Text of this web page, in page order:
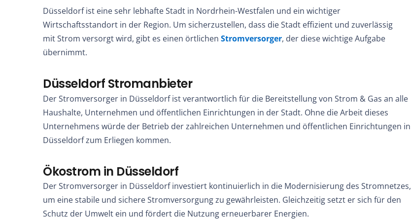
Düsseldorf ist eine sehr lebhafte Stadt in Nordrhein-Westfalen und ein wichtiger
Wirtschaftsstandort in der Region. Um sicherzustellen, dass die Stadt effizient und zuverlässig
mit Strom versorgt wird, gibt es einen örtlichen Stromversorger, der diese wichtige Aufgabe
übernimmt.
Düsseldorf Stromanbieter
Der Stromversorger in Düsseldorf ist verantwortlich für die Bereitstellung von Strom & Gas an alle
Haushalte, Unternehmen und öffentlichen Einrichtungen in der Stadt. Ohne die Arbeit dieses
Unternehmens würde der Betrieb der zahlreichen Unternehmen und öffentlichen Einrichtungen in
Düsseldorf zum Erliegen kommen.
Ökostrom in Düsseldorf
Der Stromversorger in Düsseldorf investiert kontinuierlich in die Modernisierung des Stromnetzes,
um eine stabile und sichere Stromversorgung zu gewährleisten. Gleichzeitig setzt er sich für den
Schutz der Umwelt ein und fördert die Nutzung erneuerbarer Energien.